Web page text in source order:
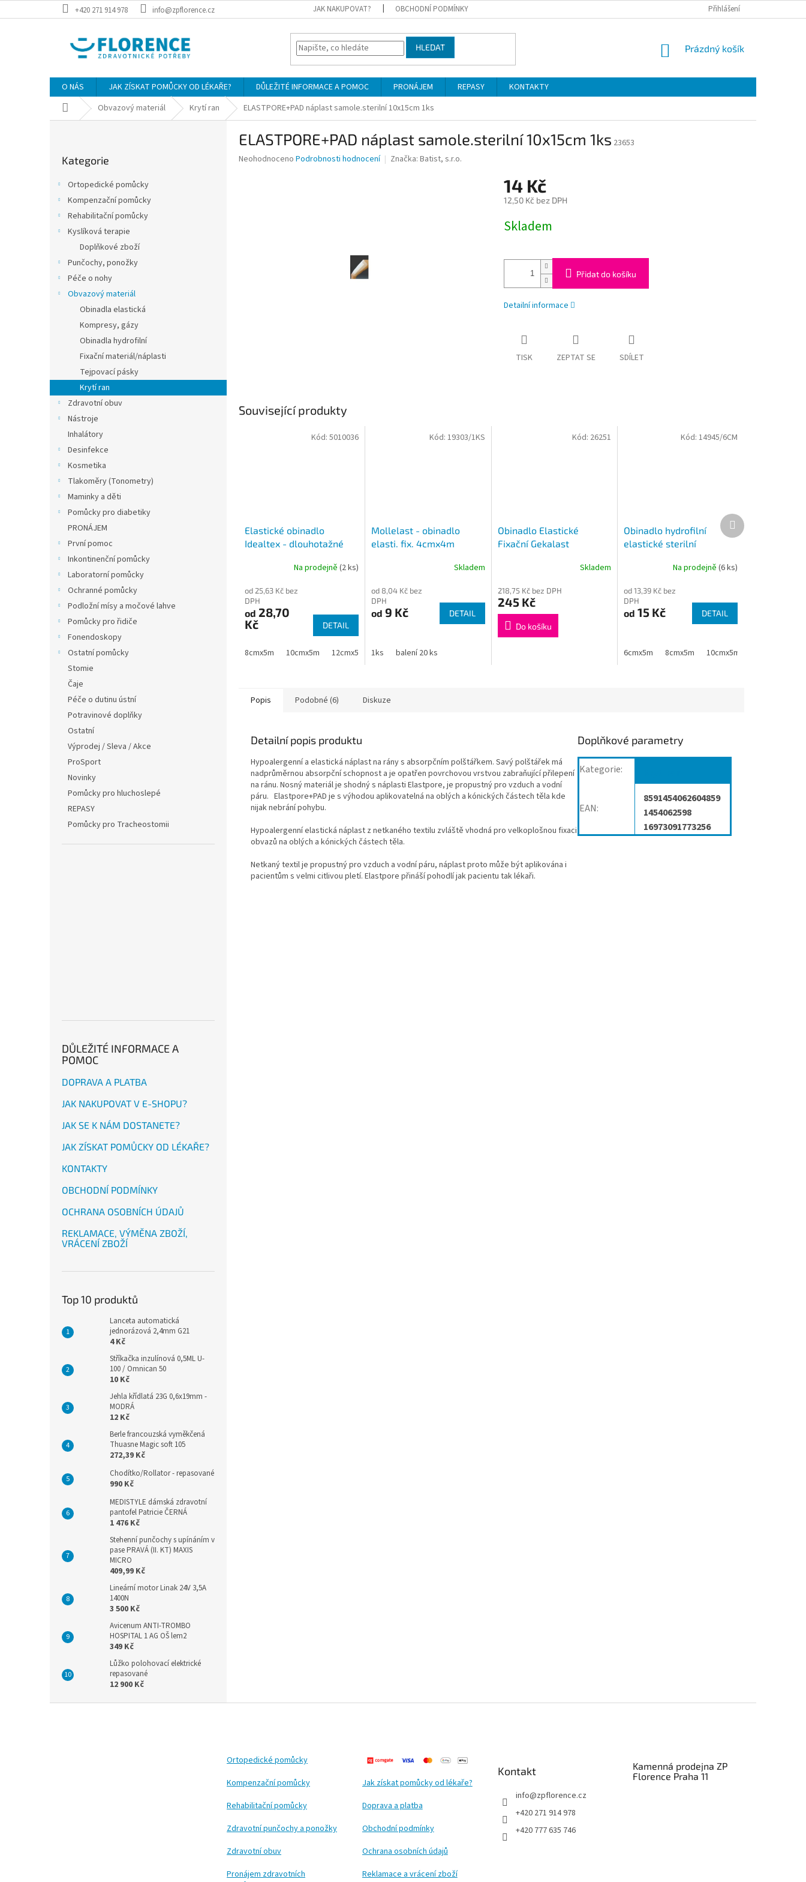
na
+420 271 914 978 info@zpflorence.cz JAK NAKUPOVAT? OBCHODNÍ PODMÍNKY Přihlášení
HLEDAT
NÁKUPNÍ
Prázdný košík
O NÁS JAK ZÍSKAT POMŮCKY OD LÉKAŘE? DŮLEŽITÉ INFORMACE A POMOC PRONÁJEM REPASY
KONTAKTY
Domů Obvazový materiál Krytí ran ELASTPORE+PAD náplast samole.sterilní 10x15cm 1ks
kategorie
Kategorie
Ortopedické pomůcky
Kompenzační pomůcky
Rehabilitační pomůcky
Kyslíková terapie
Doplňkové zboží
Punčochy, ponožky
Péče o nohy
Obvazový materiál
Obinadla elastická
Kompresy, gázy
Obinadla hydrofilní
Fixační materiál/náplasti
Tejpovací pásky
Krytí ran
Zdravotní obuv
Nástroje
Inhalátory
Desinfekce
Kosmetika
Tlakoměry (Tonometry)
Maminky a děti
Pomůcky pro diabetiky
PRONÁJEM
První pomoc
Inkontinenční pomůcky
Laboratorní pomůcky
Ochranné pomůcky
Podložní mísy a močové lahve
Pomůcky pro řidiče
Fonendoskopy
Ostatní pomůcky
Stomie
Čaje
Péče o dutinu ústní
Potravinové doplňky
Ostatní
Výprodej / Sleva / Akce
ProSport
Novinky
Pomůcky pro hluchoslepé
REPASY
Pomůcky pro Tracheostomii
DŮLEŽITÉ INFORMACE A
POMOC
DOPRAVA A PLATBA
JAK NAKUPOVAT V E-SHOPU?
JAK SE K NÁM DOSTANETE?
JAK ZÍSKAT POMŮCKY OD LÉKAŘE?
KONTAKTY
OBCHODNÍ PODMÍNKY
OCHRANA OSOBNÍCH ÚDAJŮ
REKLAMACE, VÝMĚNA ZBOŽÍ,
VRÁCENÍ ZBOŽÍ
Top 10 produktů
Lanceta automatická
jednorázová 2,4mm G21
4 Kč
Stříkačka inzulínová 0,5ML U-
100 / Omnican 50
10 Kč
Jehla křídlatá 23G 0,6x19mm -
MODRÁ
12 Kč
Berle francouzská vyměkčená
Thuasne Magic soft 105
272,39 Kč
Chodítko/Rollator - repasované
990 Kč
MEDISTYLE dámská zdravotní
pantofel Patricie ČERNÁ
1 476 Kč
Stehenní punčochy s upínáním v
pase PRAVÁ (II. KT) MAXIS
MICRO
409,99 Kč
Lineární motor Linak 24V 3,5A
1400N
3 500 Kč
Avicenum ANTI-TROMBO
HOSPITAL 1 AG OŠ lem2
349 Kč
Lůžko polohovací elektrické
repasované
12 900 Kč
ELASTPORE+PAD náplast samole.sterilní 10x15cm 1ks 23653
Průměrné
Neohodnoceno Podrobnosti hodnocení Značka: Batist, s.r.o.
14 Kč
12,50 Kč bez DPH
cena:
Skladem
Přidat do košíku
Detailní informace
TISK ZEPTAT SE SDÍLET
Související produkty
Elastické obinadlo
Idealtex - dlouhotažné
Na prodejně (2 ks)
od 25,63 Kč bez
DPH
od 28,70
Kč
DETAIL
8cmx5m 10cmx5m 12cmx5m 14cmx5m
Kód: 5010036
Mollelast - obinadlo
elasti. fix. 4cmx4m
Skladem
od 8,04 Kč bez
DPH
od 9 Kč DETAIL
1ks balení 20 ks
Kód: 19303/1KS
Obinadlo Elastické
Fixační Gekalast
Skladem
218,75 Kč bez DPH
245 Kč
Do košíku
Kód: 26251
Obinadlo hydrofilní
elastické sterilní
Na prodejně (6 ks)
od 13,39 Kč bez
DPH
od 15 Kč DETAIL
6cmx5m 8cmx5m 10cmx5m
Kód: 14945/6CM
Další
produkt
Popis Podobné (6) Diskuze
Detailní popis produktu
Hypoalergenní a elastická náplast na rány s absorpčním polštářkem. Savý polštářek má
nadprůměrnou absorpční schopnost a je opatřen povrchovou vrstvou zabraňující přilepení
na ránu. Nosný materiál je shodný s náplasti Elastpore, je propustný pro vzduch a vodní
páru. Elastpore+PAD je s výhodou aplikovatelná na oblých a kónických částech těla kde
nijak nebrání pohybu.
Hypoalergenní elastická náplast z netkaného textilu zvláště vhodná pro velkoplošnou fixaci
obvazů na oblých a kónických částech těla.
Netkaný textil je propustný pro vzduch a vodní páru, náplast proto může být aplikována i
pacientům s velmi citlivou pletí. Elastpore přináší pohodlí jak pacientu tak lékaři.
Doplňkové parametry
Kategorie:
EAN:
8591454062604859
1454062598
16973091773256
Ortopedické pomůcky
Kompenzační pomůcky
Rehabilitační pomůcky
Zdravotní punčochy a ponožky
Zdravotní obuv
Pronájem zdravotních
Jak získat pomůcky od lékaře?
Doprava a platba
Obchodní podmínky
Ochrana osobních údajů
Reklamace a vrácení zboží
Kontakt
info@zpflorence.cz
+420 271 914 978
+420 777 635 746
Kamenná prodejna ZP
Florence Praha 11